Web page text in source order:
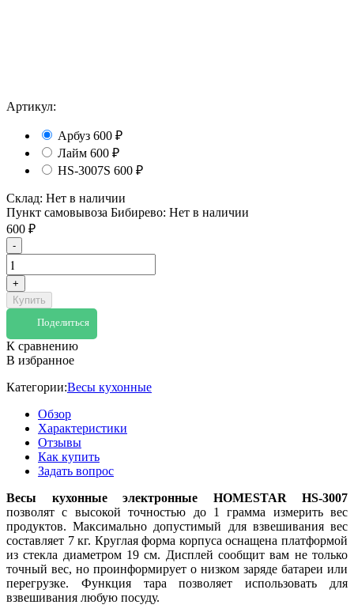
Артикул:
Арбуз 600 ₽
Лайм 600 ₽
HS-3007S 600 ₽
Склад: Нет в наличии
Пункт самовывоза Бибирево: Нет в наличии
600 ₽
-
+
Купить
Поделиться
К сравнению
В избранное
Категории:Весы кухонные
Обзор
Характеристики
Отзывы
Как купить
Задать вопрос
Весы кухонные электронные HOMESTAR HS-3007
позволят с высокой точностью до 1 грамма измерить вес
продуктов. Максимально допустимый для взвешивания вес
составляет 7 кг. Круглая форма корпуса оснащена платформой
из стекла диаметром 19 см. Дисплей сообщит вам не только
точный вес, но проинформирует о низком заряде батареи или
перегрузке. Функция тара позволяет использовать для
взвешивания любую посуду.